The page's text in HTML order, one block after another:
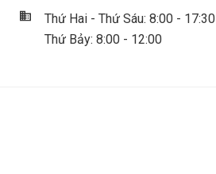
Thứ Hai - Thứ Sáu: 8:00 - 17:30
Thứ Bảy: 8:00 - 12:00